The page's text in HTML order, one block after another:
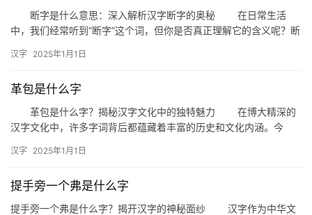
断字是什么意思：深入解析汉字断字的奥秘 在日常生活
中，我们经常听到“断字”这个词，但你是否真正理解它的含义呢？断
一…
汉字 2025年1月1日
革包是什么字
革包是什么字？揭秘汉字文化中的独特魅力 在博大精深的
汉字文化中，许多字词背后都蕴藏着丰富的历史和文化内涵。今
“革…
汉字 2025年1月1日
提手旁一个弗是什么字
提手旁一个弗是什么字？揭开汉字的神秘面纱 汉字作为中华文